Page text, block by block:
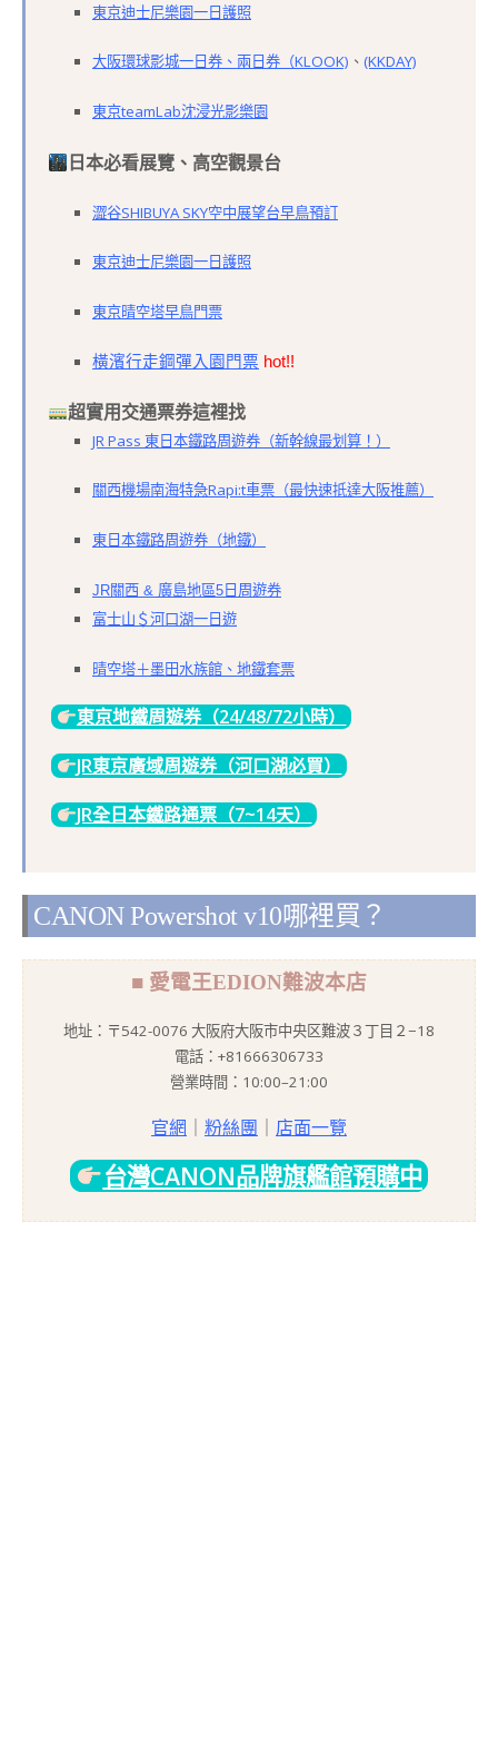
東京迪士尼樂園一日護照
大阪環球影城一日券、兩日券（KLOOK) 、 (KKDAY)
東京teamLab沈浸光影樂園
日本必看展覽、高空觀景台
澀谷SHIBUYASKY空中展望台早鳥預訂
東京迪士尼樂園一日護照
東京晴空塔早鳥門票
橫濱行走鋼彈入園門票 hot!!
超實用交通票券這裡找
JR Pass 東日本鐵路周遊券（新幹線最划算！）
關西機場南海特急Rapi:t車票（最快速抵達大阪推薦）
東日本鐵路周遊券（地鐵）
JR關西 & 廣島地區5日周遊券
富士山＄河口湖一日遊
晴空塔＋墨田水族館、地鐵套票
東京地鐵周遊券（24/48/72小時）
JR東京廣域周遊券（河口湖必買）
JR全日本鐵路通票（7~14天）
CANON Powershot v10哪裡買？
■ 愛電王EDION難波本店
地址：〒542-0076 大阪府大阪市中央区難波３丁目２−18
電話：+81666306733
營業時間：10:00–21:00
官網 粉絲團 店面一覽
台灣CANON品牌旗艦館預購中